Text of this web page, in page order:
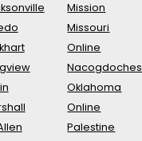
Mission
Missouri
Online
Nacogdoches
Oklahoma
Online
Palestine